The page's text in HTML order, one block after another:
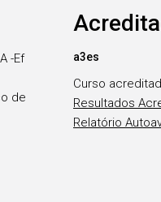
-Ef
de
a3es
Curso
Resultados
Relatório